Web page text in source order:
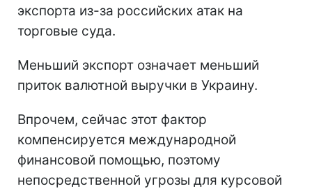
экспорта из-за российских атак на
торговые суда.
Меньший экспорт означает меньший
приток валютной выручки в Украину.
Впрочем, сейчас этот фактор
компенсируется международной
финансовой помощью, поэтому
непосредственной угрозы для курсовой